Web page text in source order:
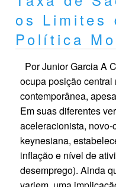
os Limites
Política
Por Junior Garcia A
ocupa posição
contemporânea,
Em suas diferentes
aceleracionista,
keynesiana,
inflação e nível de
desemprego). Ainda